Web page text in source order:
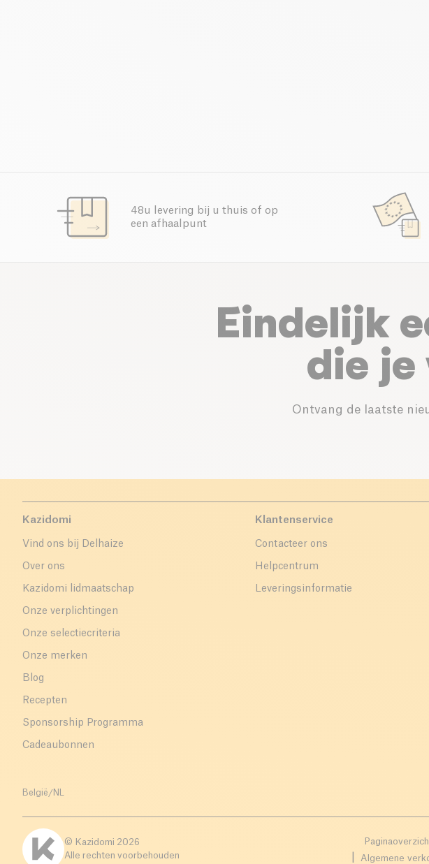
48u levering bij u thuis of op
een afhaalpunt
Eindelijk
die
Ontvang de laatste
Kazidomi
Vind ons bij Delhaize
Over ons
Kazidomi lidmaatschap
Onze verplichtingen
Onze selectiecriteria
Onze merken
Blog
Recepten
Sponsorship Programma
Cadeaubonnen
Klantenservice
Contacteer ons
Helpcentrum
Leveringsinformatie
België /NL
© Kazidomi 2026
Alle rechten voorbehouden
Algemene